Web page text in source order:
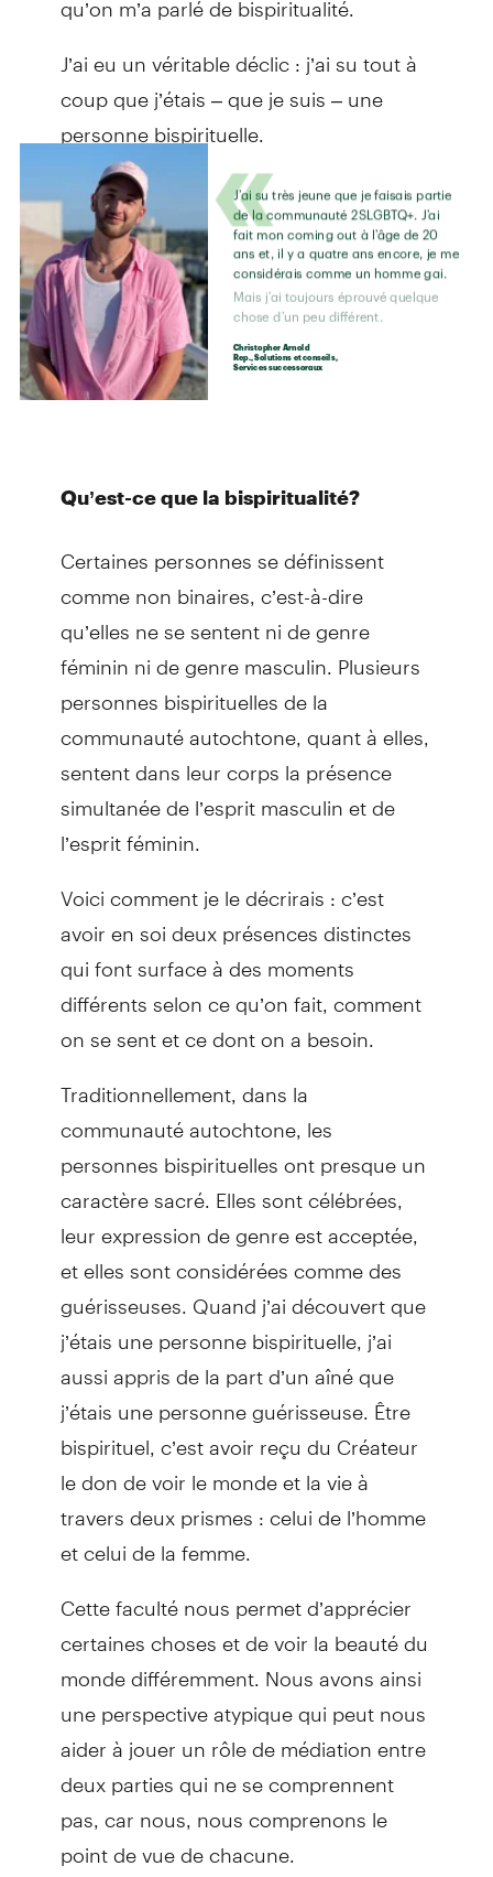
J’ai eu un véritable déclic : j’ai su tout à
coup que j’étais – que je suis – une
personne bispirituelle.
Qu’est-ce que la bispiritualité?
Certaines personnes se définissent
comme non binaires, c’est-à-dire
qu’elles ne se sentent ni de genre
féminin ni de genre masculin. Plusieurs
personnes bispirituelles de la
communauté autochtone, quant à elles,
sentent dans leur corps la présence
simultanée de l’esprit masculin et de
l’esprit féminin.
Voici comment je le décrirais : c’est
avoir en soi deux présences distinctes
qui font surface à des moments
différents selon ce qu’on fait, comment
on se sent et ce dont on a besoin.
Traditionnellement, dans la
communauté autochtone, les
personnes bispirituelles ont presque un
caractère sacré. Elles sont célébrées,
leur expression de genre est acceptée,
et elles sont considérées comme des
guérisseuses. Quand j’ai découvert que
j’étais une personne bispirituelle, j’ai
aussi appris de la part d’un aîné que
j’étais une personne guérisseuse. Être
bispirituel, c’est avoir reçu du Créateur
le don de voir le monde et la vie à
travers deux prismes : celui de l’homme
et celui de la femme.
Cette faculté nous permet d’apprécier
certaines choses et de voir la beauté du
monde différemment. Nous avons ainsi
une perspective atypique qui peut nous
aider à jouer un rôle de médiation entre
deux parties qui ne se comprennent
pas, car nous, nous comprenons le
point de vue de chacune.